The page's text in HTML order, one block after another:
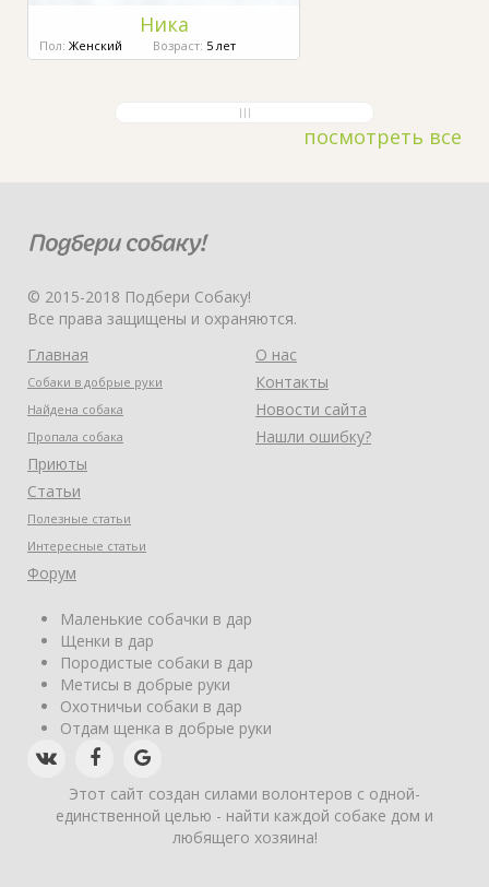
Ника
Пол: Женский Возраст: 5 лет
посмотреть все
© 2015-2018 Подбери Собаку!
Все права защищены и охраняются.
Главная
Собаки в добрые руки
Найдена собака
Пропала собака
Приюты
Статьи
Полезные статьи
Интересные статьи
Форум
О нас
Контакты
Новости сайта
Нашли ошибку?
Маленькие собачки в дар
Щенки в дар
Породистые собаки в дар
Метисы в добрые руки
Охотничьи собаки в дар
Отдам щенка в добрые руки
Этот сайт создан силами волонтеров с одной-
единственной целью - найти каждой собаке дом и
любящего хозяина!